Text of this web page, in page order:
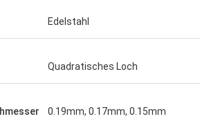
Edelstahl
Quadratisches Loch
0.19mm, 0.17mm, 0.15mm